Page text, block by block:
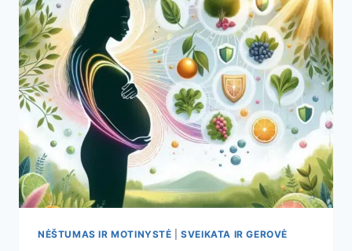
NĖŠTUMAS IR MOTINYSTĖ |SVEIKATA IR GEROVĖ